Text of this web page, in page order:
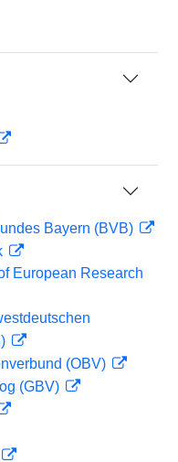
Bayern (BVB)
European Research
(OBV)
(GBV)